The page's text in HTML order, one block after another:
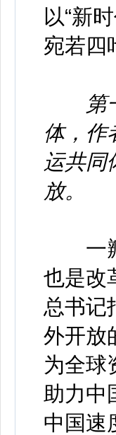
以“新
宛若四
第
体，作
运共同
放。
一瓣
也是改
总书记
外开放
为全球
助力中
中国速